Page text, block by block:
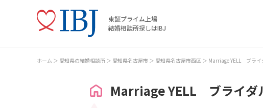
東証プライム上場
結婚相談所探しはIBJ
ホーム 愛知県の結婚相談所 愛知県名古屋市 愛知県名古屋市西区 Marriage YELL ブライ
Marriage YELL ブライダ